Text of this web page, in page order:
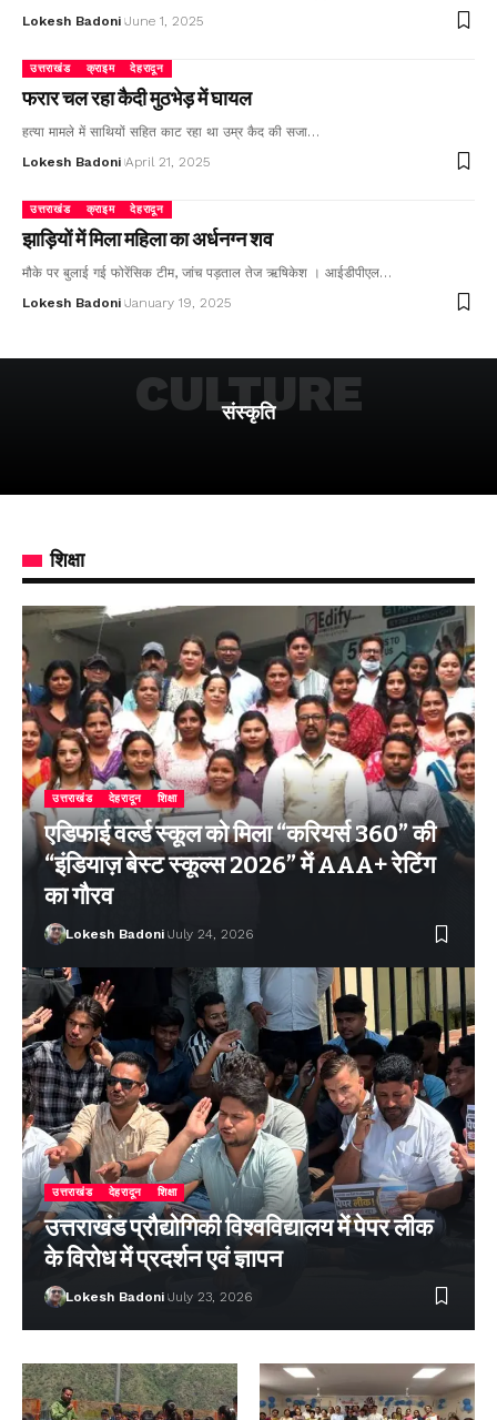
Lokesh Badoni June 1, 2025
उत्तराखंड क्राइम देहरादून
फरार चल रहा कैदी मुठभेड़ में घायल
हत्या मामले में साथियों सहित काट रहा था उम्र कैद की सजा…
Lokesh Badoni April 21, 2025
उत्तराखंड क्राइम देहरादून
झाड़ियों में मिला महिला का अर्धनग्न शव
मौके पर बुलाई गई फोरेंसिक टीम, जांच पड़ताल तेज ऋषिकेश । आईडीपीएल…
Lokesh Badoni January 19, 2025
संस्कृति
CULTURE
शिक्षा
उत्तराखंड देहरादून शिक्षा
एडिफाई वर्ल्ड स्कूल को मिला “करियर्स 360” की
“इंडियाज़ बेस्ट स्कूल्स 2026” में AAA+ रेटिंग
का गौरव
Lokesh Badoni July 24, 2026
उत्तराखंड देहरादून शिक्षा
उत्तराखंड प्रौद्योगिकी विश्वविद्यालय में पेपर लीक
के विरोध में प्रदर्शन एवं ज्ञापन
Lokesh Badoni July 23, 2026